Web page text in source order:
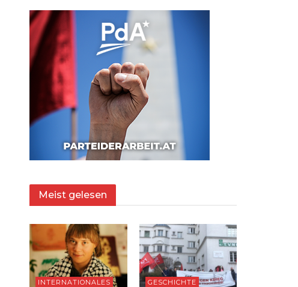
Meist gelesen
INTERNATIONALES GESCHICHTE